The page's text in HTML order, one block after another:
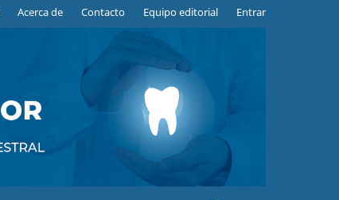
Acerca de Contacto Equipo editorial Entrar